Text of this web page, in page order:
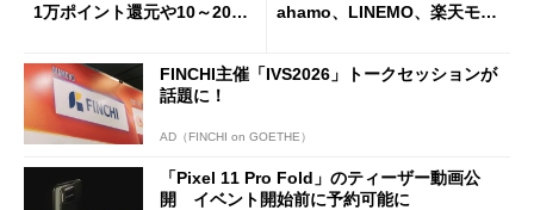
1万ポイント還元や10～20％
ahamo、LINEMO、楽天モバ
FINCHI主催「IVS2026」トークセッションが
話題に！
AD（FINCHI on GOETHE）
「Pixel 11 Pro Fold」のティーザー動画公
開 イベント開始前に予約可能に